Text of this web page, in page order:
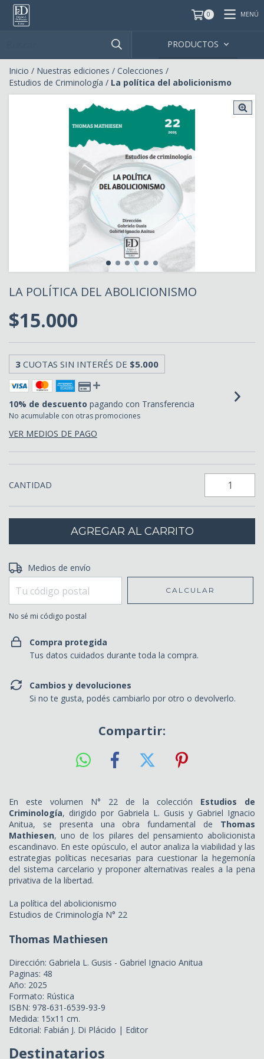
0 MENÚ
PRODUCTOS
Inicio / Nuestras ediciones / Colecciones /
Estudios de Criminología / La política del abolicionismo
LA POLÍTICA DEL ABOLICIONISMO
$15.000
3 CUOTAS SIN INTERÉS DE $5.000
10% de descuento pagando con Transferencia
No acumulable con otras promociones
VER MEDIOS DE PAGO
CANTIDAD
Entregas para el CP:
Medios de envío
CALCULAR
No sé mi código postal
Compra protegida
Tus datos cuidados durante toda la compra.
Cambios y devoluciones
Si no te gusta, podés cambiarlo por otro o devolverlo.
Compartir:
En este volumen N° 22 de la colección Estudios de
Criminología, dirigido por Gabriela L. Gusis y Gabriel Ignacio
Anitua, se presenta una obra fundamental de Thomas
Mathiesen, uno de los pilares del pensamiento abolicionista
escandinavo. En este opúsculo, el autor analiza la viabilidad y las
estrategias políticas necesarias para cuestionar la hegemonía
del sistema carcelario y proponer alternativas reales a la pena
privativa de la libertad.
La política del abolicionismo
Estudios de Criminología N° 22
Thomas Mathiesen
Dirección: Gabriela L. Gusis - Gabriel Ignacio Anitua
Paginas: 48
Año: 2025
Formato: Rústica
ISBN: 978-631-6539-93-9
Medida: 15x11 cm.
Editorial: Fabián J. Di Plácido | Editor
Destinatarios